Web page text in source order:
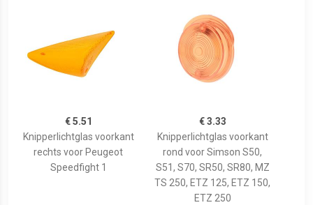
€ 5.51
Knipperlichtglas voorkant
rechts voor Peugeot
Speedfight 1
€ 3.33
Knipperlichtglas voorkant
rond voor Simson S50,
S51, S70, SR50, SR80, MZ
TS 250, ETZ 125, ETZ 150,
ETZ 250